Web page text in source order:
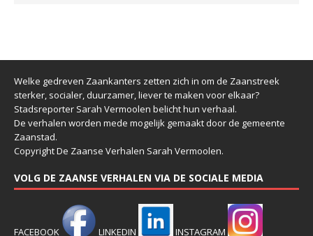
Welke gedreven Zaankanters zetten zich in om de Zaanstreek
sterker, socialer, duurzamer, liever te maken voor elkaar?
Stadsreporter Sarah Vermoolen belicht hun verhaal.
De verhalen worden mede mogelijk gemaakt door de gemeente
Zaanstad.
Copyright De Zaanse Verhalen Sarah Vermoolen.
VOLG DE ZAANSE VERHALEN VIA DE SOCIALE MEDIA
FACEBOOK LINKEDIN INSTAGRAM